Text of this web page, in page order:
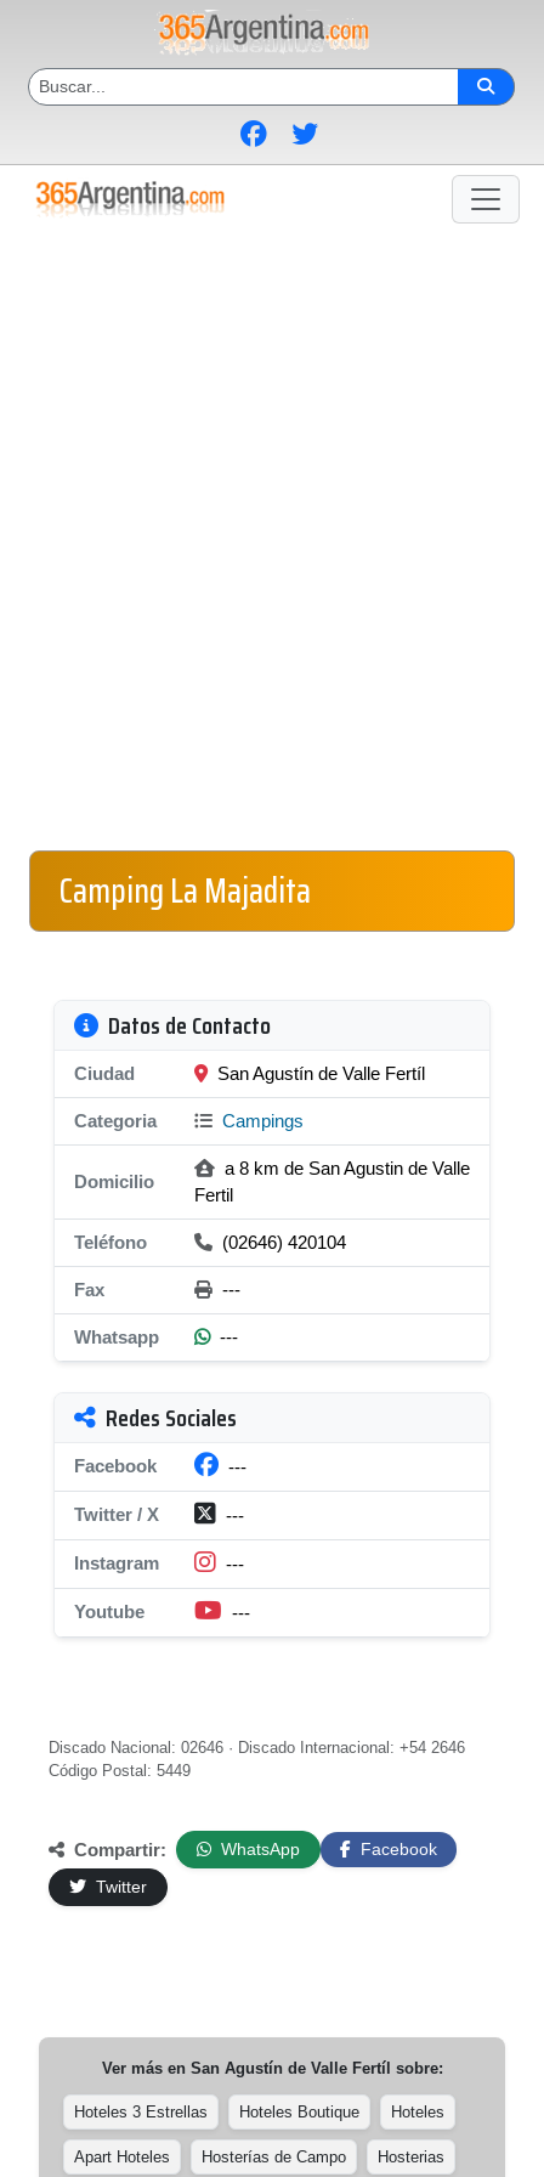
Camping La Majadita
Datos de Contacto
Ciudad San Agustín de Valle Fertíl
Categoria Campings
Domicilio
a 8 km de San Agustin de Valle
Fertil
Teléfono (02646) 420104
Fax ---
Whatsapp ---
Redes Sociales
Facebook ---
Twitter / X ---
Instagram ---
Youtube ---
Discado Nacional: 02646 · Discado Internacional: +54 2646
Código Postal: 5449
Compartir: WhatsApp
Facebook
Twitter
Ver más en San Agustín de Valle Fertíl sobre:
Hoteles 3 Estrellas Hoteles Boutique Hoteles
Apart Hoteles Hosterías de Campo Hosterias